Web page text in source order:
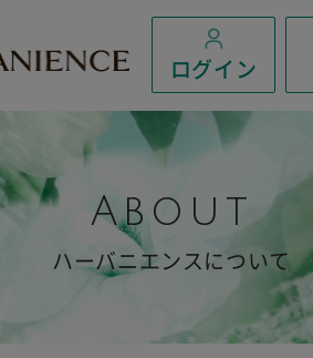
ログイン
About
ハーバニエンスについて